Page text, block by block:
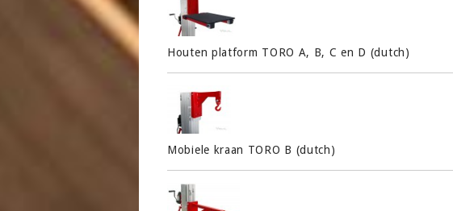
Houten platform TORO A, B, C en D (dutch)
Mobiele kraan TORO B (dutch)